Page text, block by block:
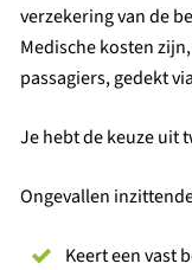
verzekering van de
Medische kosten
passagiers, gedekt
Je hebt de keuze uit
Ongevallen
Keert een vast